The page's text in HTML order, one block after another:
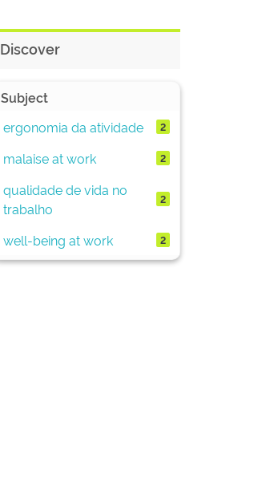
Discover
Subject
ergonomia da atividade
2
malaise at work 2
qualidade de vida no
trabalho
2
well-being at work 2